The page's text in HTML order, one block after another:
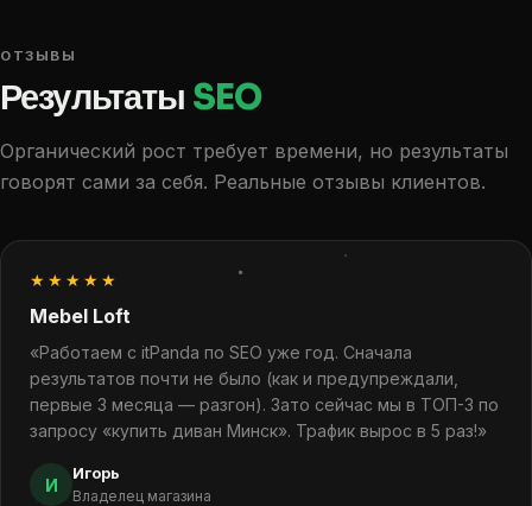
ОТЗЫВЫ
Результаты SEO
Органический рост требует времени, но результаты
говорят сами за себя. Реальные отзывы клиентов.
★★★★★
Mebel Loft
«Работаем с itPanda по SEO уже год. Сначала
результатов почти не было (как и предупреждали,
первые 3 месяца — разгон). Зато сейчас мы в ТОП-3 по
запросу «купить диван Минск». Трафик вырос в 5 раз!»
И
Игорь
Владелец магазина